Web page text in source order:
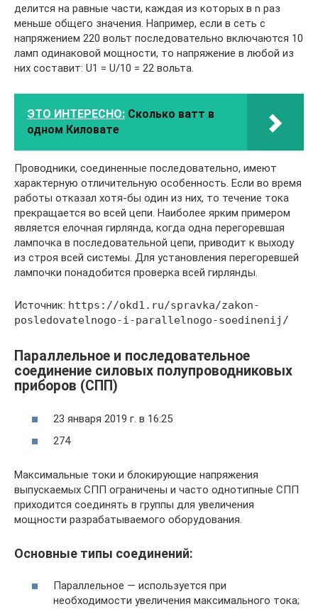
делится на равные части, каждая из которых в n раз
меньше общего значения. Например, если в сеть с
напряжением 220 вольт последовательно включаются 10
ламп одинаковой мощности, то напряжение в любой из
них составит: U1 = U/10 = 22 вольта.
ЭТО ИНТЕРЕСНО: Сколько ватт в
одном Киловате
Проводники, соединенные последовательно, имеют
характерную отличительную особенность. Если во время
работы отказал хотя-бы один из них, то течение тока
прекращается во всей цепи. Наиболее ярким примером
является елочная гирлянда, когда одна перегоревшая
лампочка в последовательной цепи, приводит к выходу
из строя всей системы. Для установления перегоревшей
лампочки понадобится проверка всей гирлянды.
Источник: https://okd1.ru/spravka/zakon-
posledovatelnogo-i-parallelnogo-soedinenij/
​Параллельное и последовательное
соединение силовых полупроводниковых
приборов (СПП)
23 января 2019 г. в 16:25
274
Максимальные токи и блокирующие напряжения
выпускаемых СПП ограничены и часто однотипные СПП
приходится соединять в группы для увеличения
мощности разрабатываемого оборудования.
Основные типы соединений:
Параллельное — используется при
необходимости увеличения максимального тока;